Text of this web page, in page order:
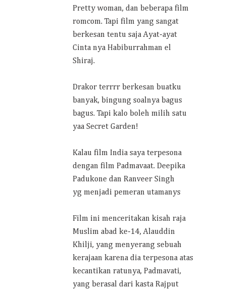
Pretty woman, dan beberapa film
romcom. Tapi film yang sangat
berkesan tentu saja Ayat-ayat
Cinta nya Habiburrahman el
Shiraj.
Drakor terrrr berkesan buatku
banyak, bingung soalnya bagus
bagus. Tapi kalo boleh milih satu
yaa Secret Garden!
Kalau film India saya terpesona
dengan film Padmavaat. Deepika
Padukone dan Ranveer Singh
yg menjadi pemeran utamanys
Film ini menceritakan kisah raja
Muslim abad ke-14, Alauddin
Khilji, yang menyerang sebuah
kerajaan karena dia terpesona atas
kecantikan ratunya, Padmavati,
yang berasal dari kasta Rajput